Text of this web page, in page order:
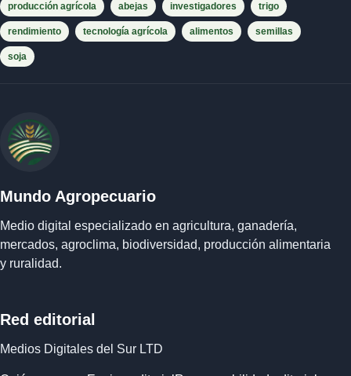
producción agrícola abejas investigadores trigo
rendimiento tecnología agrícola alimentos semillas
soja
Mundo Agropecuario
Medio digital especializado en agricultura, ganadería,
mercados, agroclima, biodiversidad, producción alimentaria
y ruralidad.
Red editorial
Medios Digitales del Sur LTD